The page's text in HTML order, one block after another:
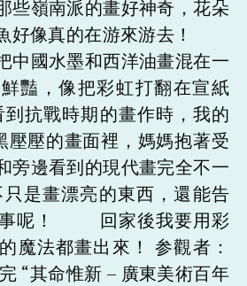
些嶺南派的畫好神奇，花朵
好像真的在游來游去！
中國水墨和西洋油畫混在一
豔，像把彩虹打翻在宣紙
戰時期的畫作時，我的
壓的畫面裡，媽媽抱著受
旁邊看到的現代畫完全不一
是畫漂亮的東西，還能告
事呢！ 回家後我要用彩
魔法都畫出來！ 参觀者：
其命惟新 – 廣東美術百年